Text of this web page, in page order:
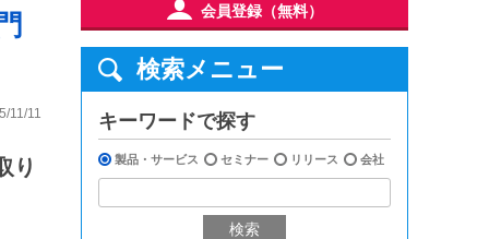
11/11
り
会員登録（無料）
検索メニュー
キーワードで探す
製品・サービス セミナー リリース 会社
検索